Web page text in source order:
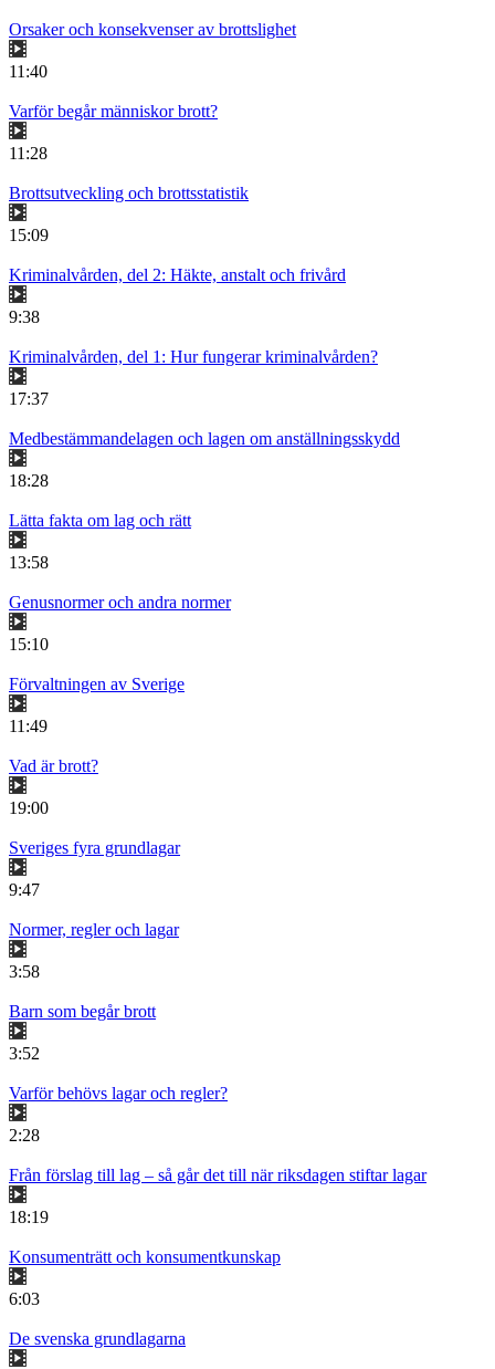
Orsaker och konsekvenser av brottslighet
11:40
Varför begår människor brott?
11:28
Brottsutveckling och brottsstatistik
15:09
Kriminalvården, del 2: Häkte, anstalt och frivård
9:38
Kriminalvården, del 1: Hur fungerar kriminalvården?
17:37
Medbestämmandelagen och lagen om anställningsskydd
18:28
Lätta fakta om lag och rätt
13:58
Genusnormer och andra normer
15:10
Förvaltningen av Sverige
11:49
Vad är brott?
19:00
Sveriges fyra grundlagar
9:47
Normer, regler och lagar
3:58
Barn som begår brott
3:52
Varför behövs lagar och regler?
2:28
Från förslag till lag – så går det till när riksdagen stiftar lagar
18:19
Konsumenträtt och konsumentkunskap
6:03
De svenska grundlagarna